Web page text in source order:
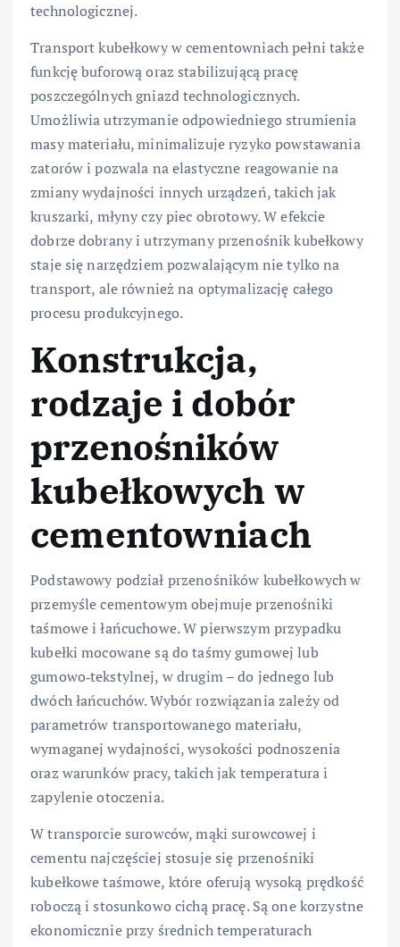
technologicznej.
Transport kubełkowy w cementowniach pełni także
funkcję buforową oraz stabilizującą pracę
poszczególnych gniazd technologicznych.
Umożliwia utrzymanie odpowiedniego strumienia
masy materiału, minimalizuje ryzyko powstawania
zatorów i pozwala na elastyczne reagowanie na
zmiany wydajności innych urządzeń, takich jak
kruszarki, młyny czy piec obrotowy. W efekcie
dobrze dobrany i utrzymany przenośnik kubełkowy
staje się narzędziem pozwalającym nie tylko na
transport, ale również na optymalizację całego
procesu produkcyjnego.
Konstrukcja,
rodzaje i dobór
przenośników
kubełkowych w
cementowniach
Podstawowy podział przenośników kubełkowych w
przemyśle cementowym obejmuje przenośniki
taśmowe i łańcuchowe. W pierwszym przypadku
kubełki mocowane są do taśmy gumowej lub
gumowo‑tekstylnej, w drugim – do jednego lub
dwóch łańcuchów. Wybór rozwiązania zależy od
parametrów transportowanego materiału,
wymaganej wydajności, wysokości podnoszenia
oraz warunków pracy, takich jak temperatura i
zapylenie otoczenia.
W transporcie surowców, mąki surowcowej i
cementu najczęściej stosuje się przenośniki
kubełkowe taśmowe, które oferują wysoką prędkość
roboczą i stosunkowo cichą pracę. Są one korzystne
ekonomicznie przy średnich temperaturach